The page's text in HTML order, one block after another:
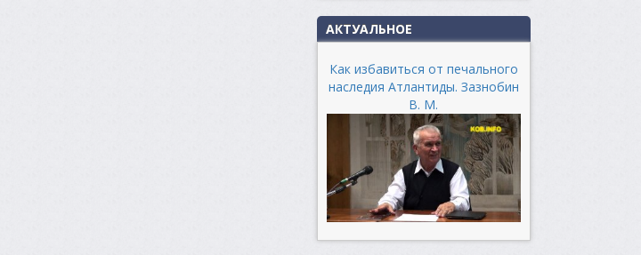
АКТУАЛЬНОЕ
Как избавиться от печального
наследия Атлантиды. Зазнобин
В. М.